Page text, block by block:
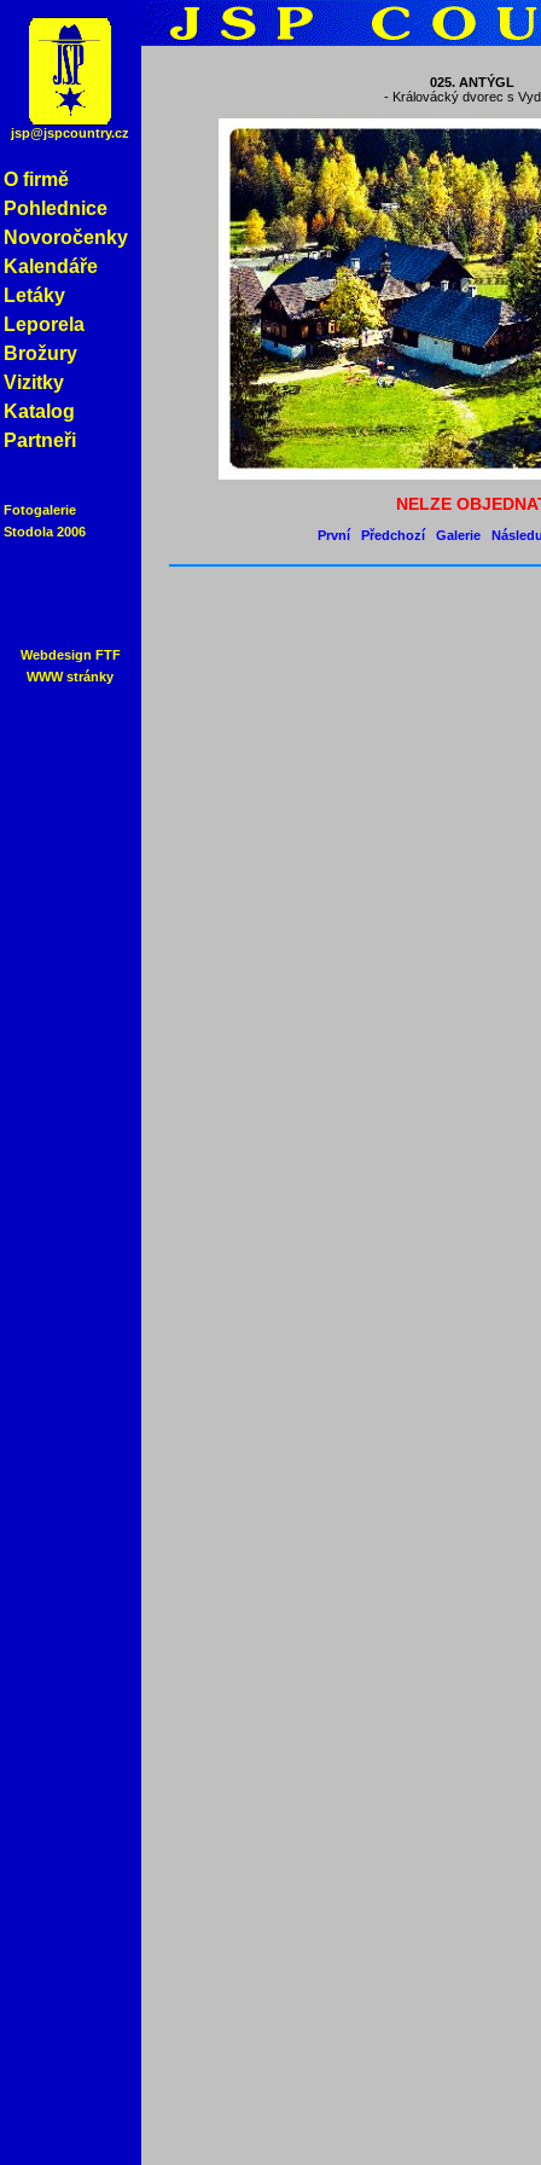
jsp@jspcountry.cz
O firmě
Pohlednice
Novoročenky
Kalendáře
Letáky
Leporela
Brožury
Vizitky
Katalog
Partneři
Fotogalerie
Stodola 2006
Webdesign FTF
WWW stránky
025. ANTÝGL
- Královácký dvorec s
NELZE
První Předchozí Galerie